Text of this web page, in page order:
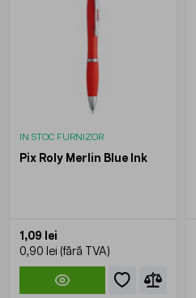
IN STOC FURNIZOR
Pix Roly Merlin Blue Ink
1,09 lei
0,90 lei